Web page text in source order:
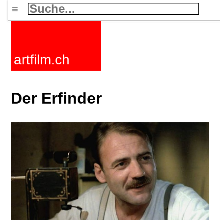
≡
artfilm.ch
Der Erfinder
Spielfilme Dokfilme Kurzfilme Filmzyklen Stichworte
F-Rated FAQ Kontakt Maillist
Aktivieren Abo
216.73.216.137